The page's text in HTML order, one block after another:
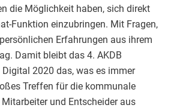
die Möglichkeit haben, sich direkt
Funktion einzubringen. Mit Fragen,
Erfahrungen aus ihrem
Damit bleibt das 4. AKDB
2020 das, was es immer
Treffen für die kommunale
und Entscheider aus